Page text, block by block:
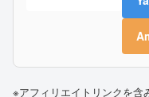
※アフィリエイトリンクを含